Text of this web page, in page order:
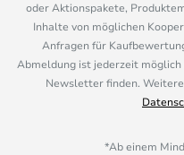
oder Aktionspakete,
Inhalte von möglichen
Anfragen für
Abmeldung ist jederzeit
Newsletter finden.
*Ab einem